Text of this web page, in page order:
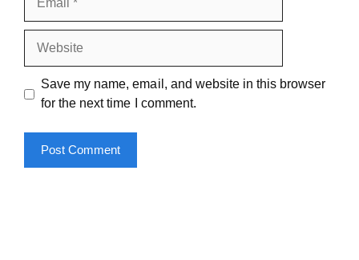
Save my name, email, and website in this browser
for the next time I comment.